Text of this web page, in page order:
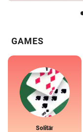
GAMES
Solitär